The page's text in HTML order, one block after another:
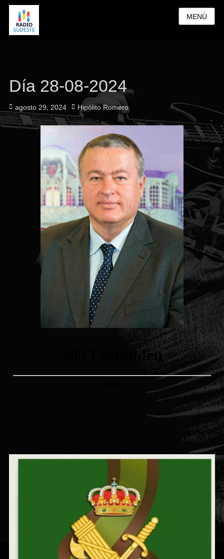
MENÚ
Día 28-08-2024
Publicado
el
agosto 29, 2024 Autor
Hipólito Romero